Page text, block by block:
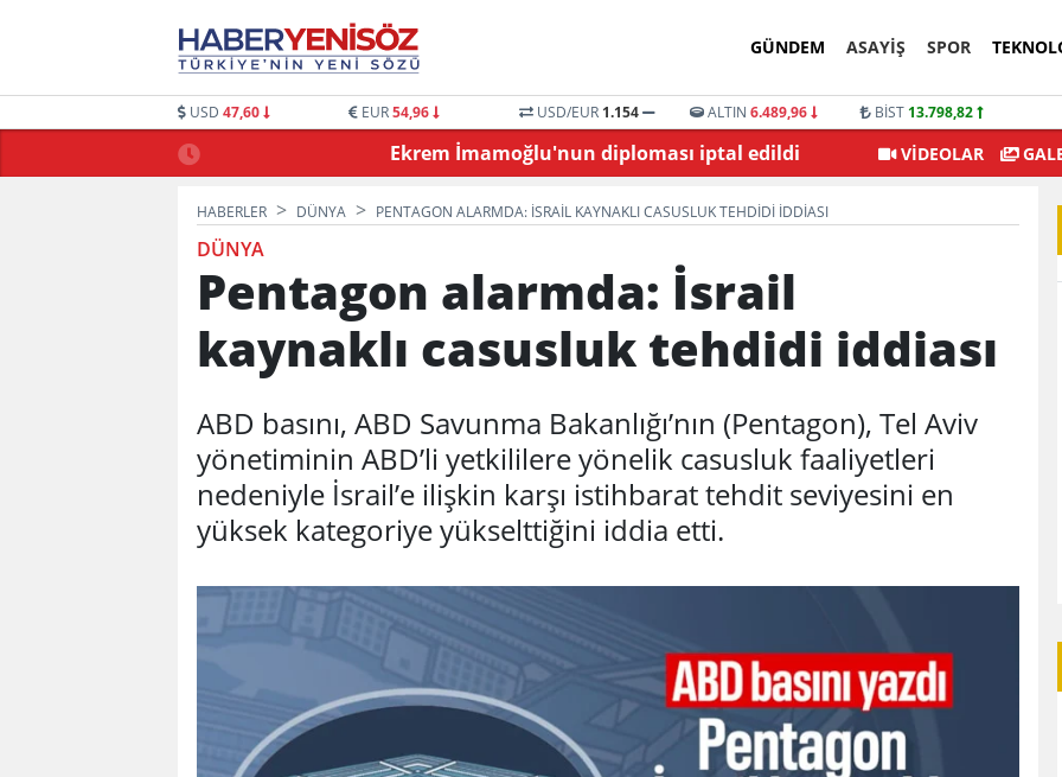
GÜNDEM ASAYİŞ SPOR
USD 47,60 EUR54,96 USD/EUR 1.154 ALTIN 6.489,96 BİST 13.798,82
BULUŞTU Ekrem İmamoğlu'nun diploması iptal edildi Şehitkamil
VİDEOLAR
HABERLER DÜNYA PENTAGON ALARMDA: İSRAIL KAYNAKLI CASUSLUK TEHDIDI IDDIASI
DÜNYA
Pentagon alarmda: İsrail
kaynaklı casusluk tehdidi iddiası
ABD basını, ABD Savunma Bakanlığı’nın (Pentagon), Tel Aviv
yönetiminin ABD’li yetkililere yönelik casusluk faaliyetleri
nedeniyle İsrail’e ilişkin karşı istihbarat tehdit seviyesini en
yüksek kategoriye yükselttiğini iddia etti.